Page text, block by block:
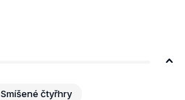
Smíšené čtyřhry